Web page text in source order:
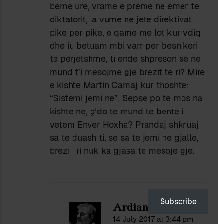
beme ure, vrame e preme ne emer te
diktatorit, ia vume ne jete direktivat
pike per pike, e qame me lot kur vdiq
dhe iu betuam mbi varr per besnikeri
te perjetshme, ti ende shpreson se ne
mund t’i mesojme gje brezit te ri? Mire
e kishte Martin Camaj kur thoshte:
“Sistemi jemi ne”. Sepse po te mos na
kishte ne, ç’do te mund te bente i
vetem Enver Hoxha? Prandaj shkruaj
sa te duash ti, se sa te jemi ne gjalle,
brezi i ri nuk ka gjasa te mesoje gje.
Ardian Vehbiu
14 July 2017 at 3:44 pm
Subscribe